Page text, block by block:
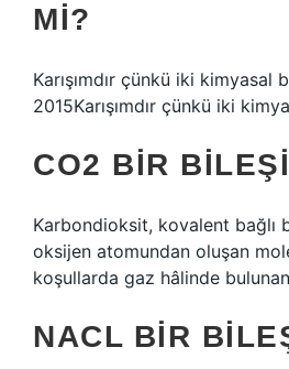
MI?
Karışımdır çünkü iki kimyasal
2015Karışımdır çünkü iki
CO2 BIR
Karbondioksit, kovalent bağlı
oksijen atomundan oluşan
koşullarda gaz hâlinde
NACL BIR